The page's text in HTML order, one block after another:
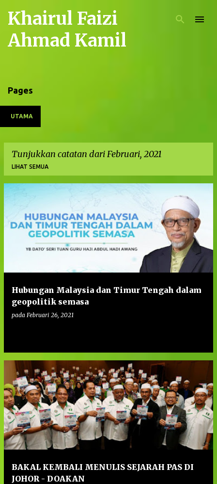
Langkau ke kandungan utama
Khairul Faizi
Ahmad Kamil
Pages
UTAMA
Tunjukkan catatan dari Februari, 2021
LIHAT SEMUA
C
Hubungan Malaysia dan Timur Tengah dalam
geopolitik semasa
pada Februari 26, 2021
BAKAL KEMBALI MENULIS SEJARAH PAS DI
JOHOR - DOAKAN